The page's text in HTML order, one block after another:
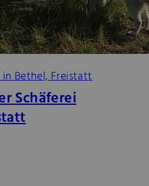
Bethel, Freistatt
Schäferei